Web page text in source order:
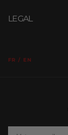
LEGAL
FR / EN